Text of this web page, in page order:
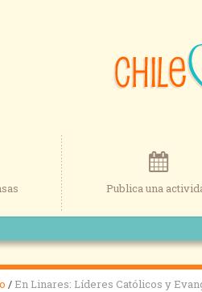
Publica una
/ En Linares: Líderes Católicos y